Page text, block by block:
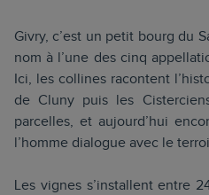
Givry, c’est un petit bourg du
nom à l’une des cinq
Ici, les collines racontent
de Cluny puis les
parcelles, et aujourd’hui
l’homme dialogue avec le
Les vignes s’installent entre